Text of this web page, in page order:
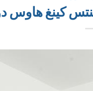
كينغ